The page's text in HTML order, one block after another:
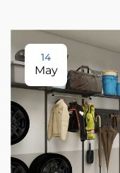
14
May